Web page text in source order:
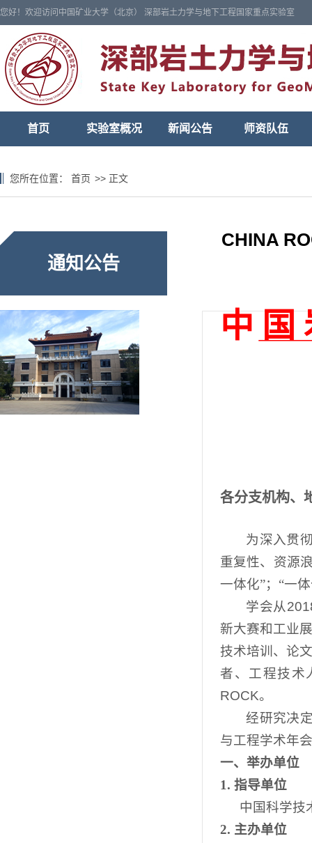
您好！欢迎访问中国矿业大学（北京） 深部岩土力学与地下工程国家重点实验室
首页 实验室概况 新闻公告 师资队伍
您所在位置： 首页 >> 正文
通知公告
CHINA
中 国
各分支机构、
为深入贯
重复性、资源
一体化”；“一
学会从
新大赛和工业
技术培训、论
者、工程技
ROCK。
经研究决
与工程学术年
一、举办单位
1. 指导单位
中国科学技
2. 主办单位